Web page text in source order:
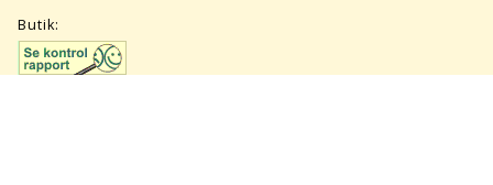
Butik: